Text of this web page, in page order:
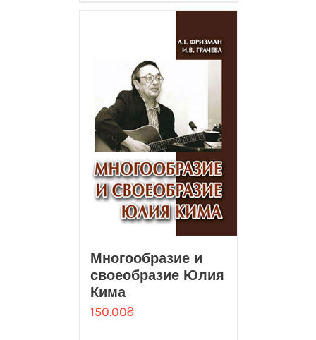
Многообразие и
своеобразие Юлия
Кима
150.00₴